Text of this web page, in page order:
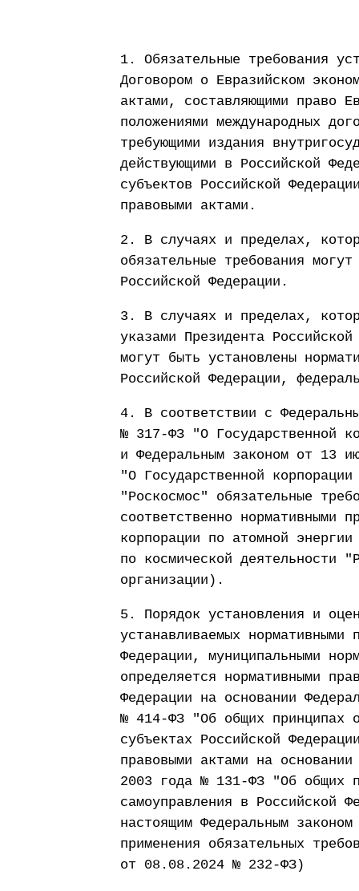
1. Обязательные требования
Договором о Евразийском
актами, составляющими право
положениями международных
требующими издания
действующими в Российской
субъектов Российской
правовыми актами.
2. В случаях и пределах,
обязательные требования
Российской Федерации.
3. В случаях и пределах,
указами Президента
могут быть установлены
Российской Федерации,
4. В соответствии с
№ 317-ФЗ "О Государственной
и Федеральным законом от 13
"О Государственной
"Роскосмос" обязательные
соответственно нормативными
корпорации по атомной
по космической деятельности
организации).
5. Порядок установления и
устанавливаемых нормативными
Федерации, муниципальными
определяется нормативными
Федерации на основании
№ 414-ФЗ "Об общих принципах
субъектах Российской
правовыми актами на
2003 года № 131-ФЗ "Об общих
самоуправления в Российской
настоящим Федеральным
применения обязательных
от 08.08.2024 № 232-ФЗ)